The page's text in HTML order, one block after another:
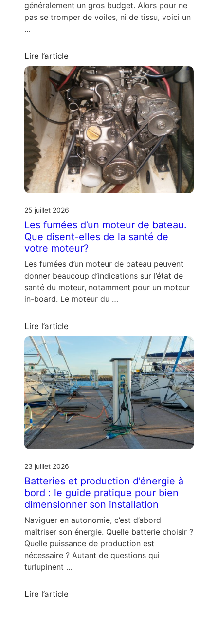
généralement un gros budget. Alors pour ne
pas se tromper de voiles, ni de tissu, voici un
…
Lire l’article
25 juillet 2026
Les fumées d’un moteur de bateau.
Que disent-elles de la santé de
votre moteur?
Les fumées d’un moteur de bateau peuvent
donner beaucoup d’indications sur l’état de
santé du moteur, notamment pour un moteur
in-board. Le moteur du …
Lire l’article
23 juillet 2026
Batteries et production d’énergie à
bord : le guide pratique pour bien
dimensionner son installation
Naviguer en autonomie, c’est d’abord
maîtriser son énergie. Quelle batterie choisir ?
Quelle puissance de production est
nécessaire ? Autant de questions qui
turlupinent …
Lire l’article